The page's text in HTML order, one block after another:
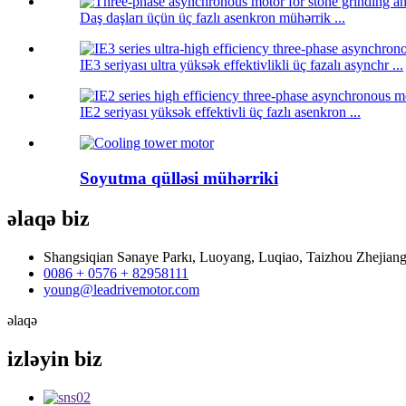
Daş daşları üçün üç fazlı asenkron mühərrik ...
IE3 seriyası ultra yüksək effektivlikli üç fazalı asynchr ...
IE2 seriyası yüksək effektivli üç fazlı asenkron ...
Soyutma qülləsi mühərriki
əlaqə biz
Shangsiqian Sənaye Parkı, Luoyang, Luqiao, Taizhou
0086 + 0576 + 82958111
young@leadrivemotor.com
əlaqə
izləyin biz